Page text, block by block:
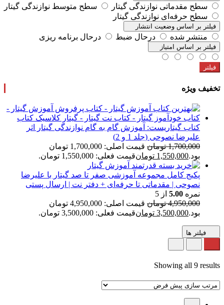
سطح مقدماتی نوازندگی گیتار
سطح متوسط نوازندگی گیتار
سطح حرفه‌ای نوازندگی گیتار
فیلتر بر اساس وضعیت انتشار
منتشر شده درحال ضبط درحال برنامه ریزی
فیلتر بر اساس امتیاز
فیلتر
تخفیف ویژه
کتاب گیتاریست: آموزش گام به گام نوازندگی گیتار اثر
علیرضا نصوحی (جلد 1 و 2)
1,700,000 تومان
قیمت اصلی: 1,700,000 تومان
بود.1,550,000 تومانقیمت فعلی: 1,550,000 تومان.
پکیج کامل مجموعه آموزشی صفر تا صد گیتار با علیرضا
نصوحی | مقدماتی تا حرفه‌ای + دفتر نت | ارسال پستی
نمره 5.00 از 5
4,950,000 تومان
قیمت اصلی: 4,950,000 تومان
بود.3,500,000 تومانقیمت فعلی: 3,500,000 تومان.
فیلتر ها
Showing all 9 results